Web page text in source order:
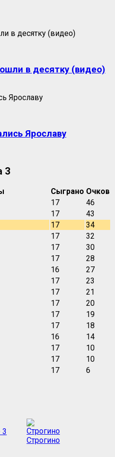
в десятку (видео)
Ярославу
3
Сыграно Очков
17
46
17
43
17
34
17
32
17
30
17
28
16
27
17
23
17
21
17
20
17
19
17
18
16
14
17
10
17
10
17 6
3
Строгино